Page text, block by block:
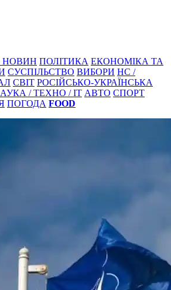
НОВИН ПОЛІТИКА ЕКОНОМІКА ТА
СУСПІЛЬСТВО ВИБОРИ НС /
СВІТ РОСІЙСЬКО-УКРАЇНСЬКА
/ ТЕХНО / IT АВТО СПОРТ
ПОГОДА FOOD